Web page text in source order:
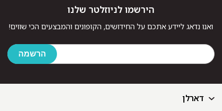
דארלן
הירשמו לניוזלטר שלנו
ואנו נדאג ליידע אתכם על החידושים, הקופונים והמבצעים הכי שווים!